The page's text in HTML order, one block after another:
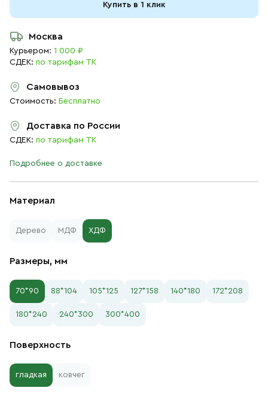
Материал
Дерево МДФ ХДФ
Размеры, мм
70*90 88*104 105*125 127*158 140*180 172*208
180*240 240*300 300*400
Поверхность
гладкая ковчег
Купить в 1 клик
Москва
Курьером: 1 000 ₽
СДЕК: по тарифам ТК
Самовывоз
Стоимость: Бесплатно
Доставка по России
СДЕК: по тарифам ТК
Подробнее о доставке